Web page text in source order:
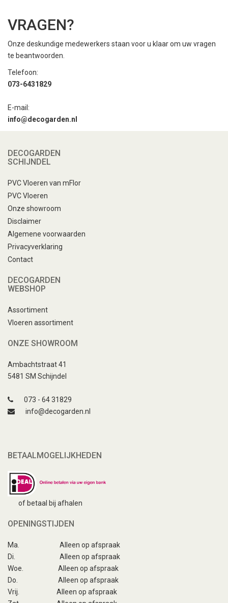
VRAGEN?
Onze deskundige medewerkers staan voor u klaar om uw vragen
te beantwoorden.
Telefoon:
073-6431829
E-mail:
info@decogarden.nl
DECOGARDEN
SCHIJNDEL
PVC Vloeren van mFlor
PVC Vloeren
Onze showroom
Disclaimer
Algemene voorwaarden
Privacyverklaring
Contact
DECOGARDEN
WEBSHOP
Assortiment
Vloeren assortiment
ONZE SHOWROOM
Ambachtstraat 41
5481 SM Schijndel
073 - 64 31829
info@decogarden.nl
BETAALMOGELIJKHEDEN
of betaal bij afhalen
OPENINGSTIJDEN
Ma.
Alleen op afspraak
Di.
Alleen op afspraak
Woe.
Alleen op afspraak
Do.
Alleen op afspraak
Vrij.
Alleen op afspraak